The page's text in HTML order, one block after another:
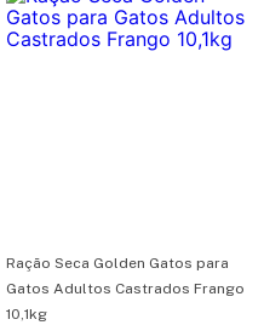
Ração Seca Golden Gatos para
Gatos Adultos Castrados Frango
10,1kg